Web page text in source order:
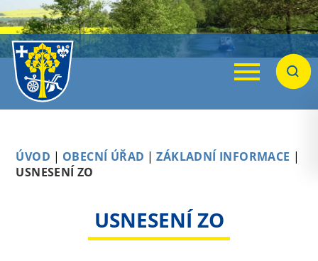
Menu
ÚVOD | OBECNÍ ÚŘAD |ZÁKLADNÍ INFORMACE |
USNESENÍ ZO
USNESENÍ ZO